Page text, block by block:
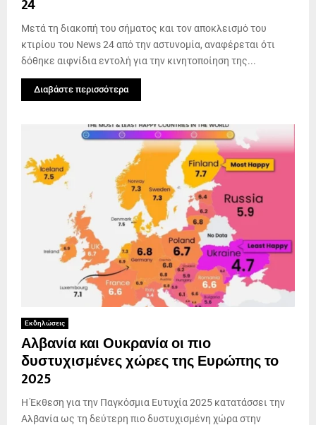
24
Μετά τη διακοπή του σήματος και τον αποκλεισμό του
κτιρίου του News 24 από την αστυνομία, αναφέρεται ότι
δόθηκε αιφνίδια εντολή για την κινητοποίηση της...
Διαβάστε περισσότερα
Εκδηλώσεις
Αλβανία και Ουκρανία οι πιο
δυστυχισμένες χώρες της Ευρώπης το
2025
Η Έκθεση για την Παγκόσμια Ευτυχία 2025 κατατάσσει την
Αλβανία ως τη δεύτερη πιο δυστυχισμένη χώρα στην